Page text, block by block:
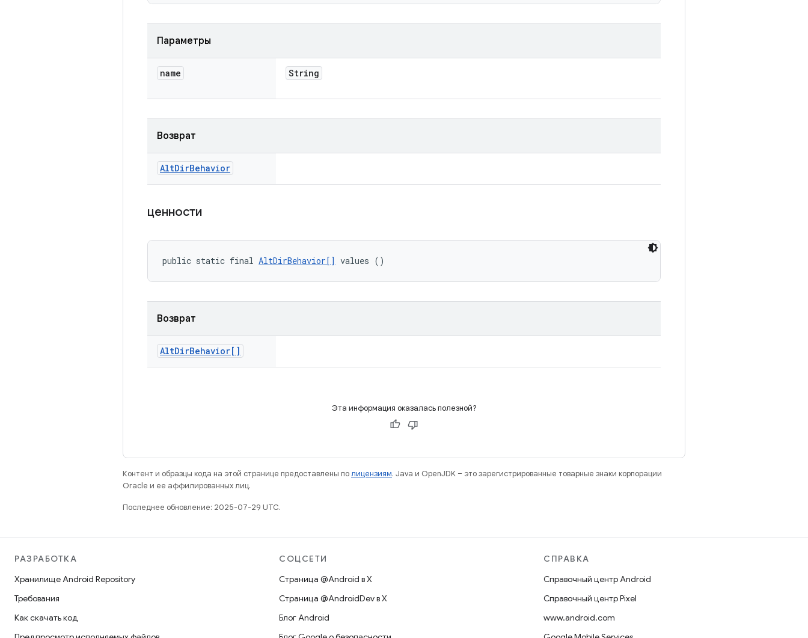
Параметры
name String
Возврат
AltDirBehavior
ценности
public static final AltDirBehavior[] values ()
Возврат
AltDirBehavior[]
Эта информация оказалась полезной?
Контент и образцы кода на этой странице предоставлены полицензиям. Java и OpenJDK – это зарегистрированные товарные знаки корпорации
Oracle и ее аффилированных лиц.
Последнее обновление: 2025-07-29 UTC.
РАЗРАБОТКА
Хранилище Android Repository
Требования
Как скачать код
СОЦСЕТИ
Страница @Android в X
Страница @AndroidDev в X
Блог Android
СПРАВКА
Справочный центр Android
Справочный центр Pixel
www.android.com